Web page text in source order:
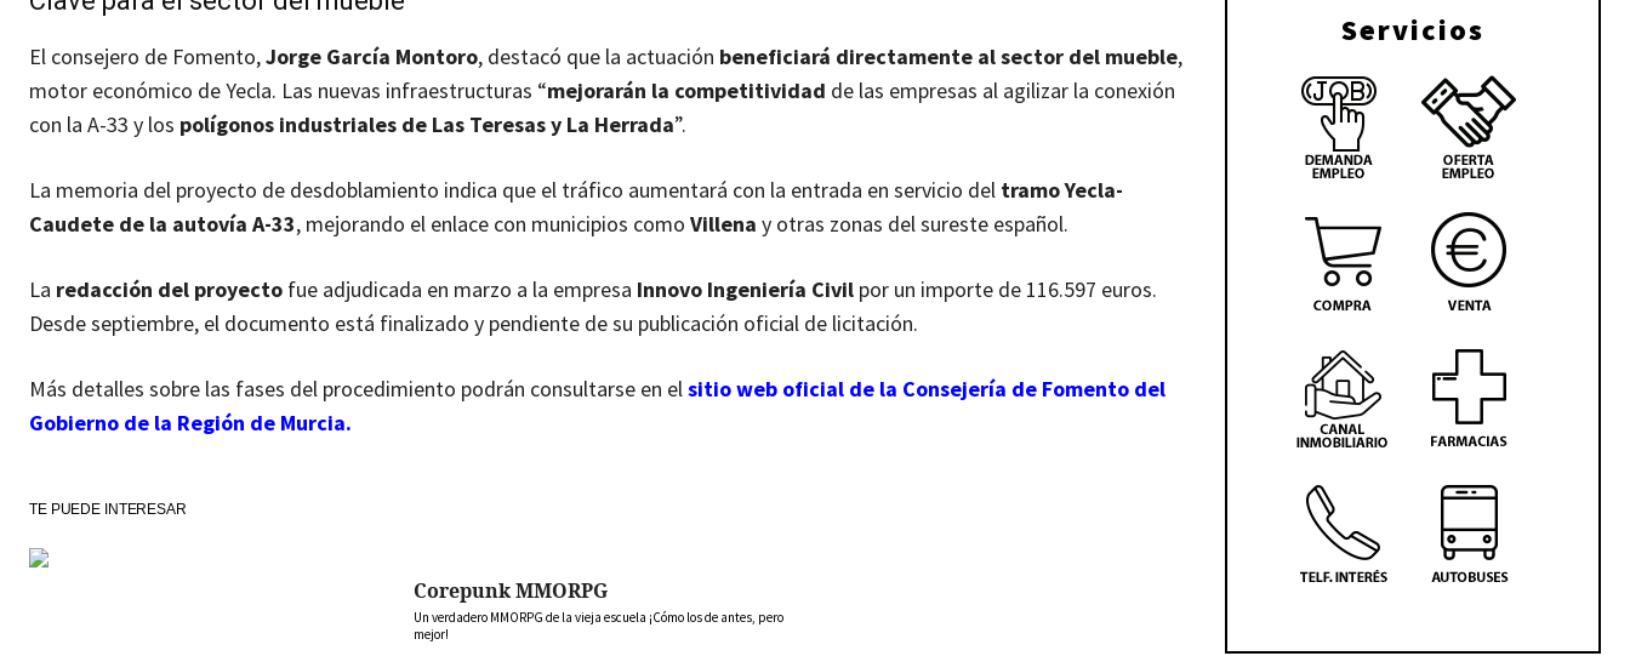
El consejero de Fomento,Jorge García Montoro, destacó que la actuación beneficiará directamente al sector del mueble,
motor económico de Yecla. Las nuevas infraestructuras “mejorarán la competitividad de las empresas al agilizar la conexión
con la A-33 y los polígonos industriales de Las Teresas y La Herrada”.
La memoria del proyecto de desdoblamiento indica que el tráfico aumentará con la entrada en servicio del tramo Yecla-
Caudete de la autovía A-33, mejorando el enlace con municipios como Villena y otras zonas del sureste español.
La redacción del proyecto fue adjudicada en marzo a la empresa Innovo Ingeniería Civil por un importe de 116.597 euros.
Desde septiembre, el documento está finalizado y pendiente de su publicación oficial de licitación.
Más detalles sobre las fases del procedimiento podrán consultarse en elsitio web oficial de la Consejería de Fomento del
Gobierno de la Región de Murcia.
TE PUEDE INTERESAR
Corepunk MMORPG
Un verdadero MMORPG de la vieja escuela ¡Cómo los de antes, pero
mejor!
Servicios